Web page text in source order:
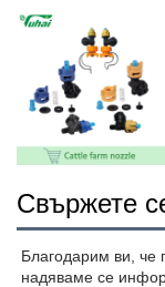
Свържете
Благодарим ви, че
надяваме се